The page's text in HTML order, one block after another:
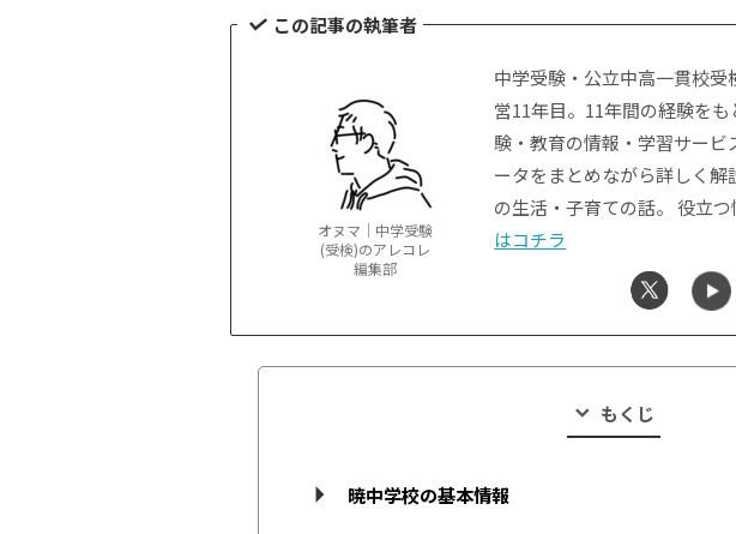
この記事の執筆者
オヌマ｜中学受験
(受検)のアレコレ
編集部
中学受験・公立中高一貫校
営11年目。11年間の経験を
験・教育の情報・学習サー
ータをまとめながら詳しく
の生活・子育ての話。 役立
はコチラ
もくじ
暁中学校の基本情報